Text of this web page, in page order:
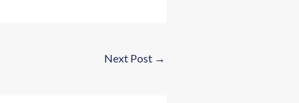
Next Post →